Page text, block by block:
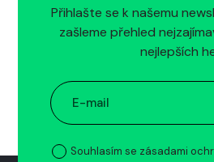
Přihlašte se k našemu
zašleme přehled
nejlepších
Souhlasím se zásadami